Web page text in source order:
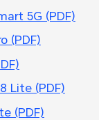
5G (PDF)
(PDF)
Lite (PDF)
(PDF)